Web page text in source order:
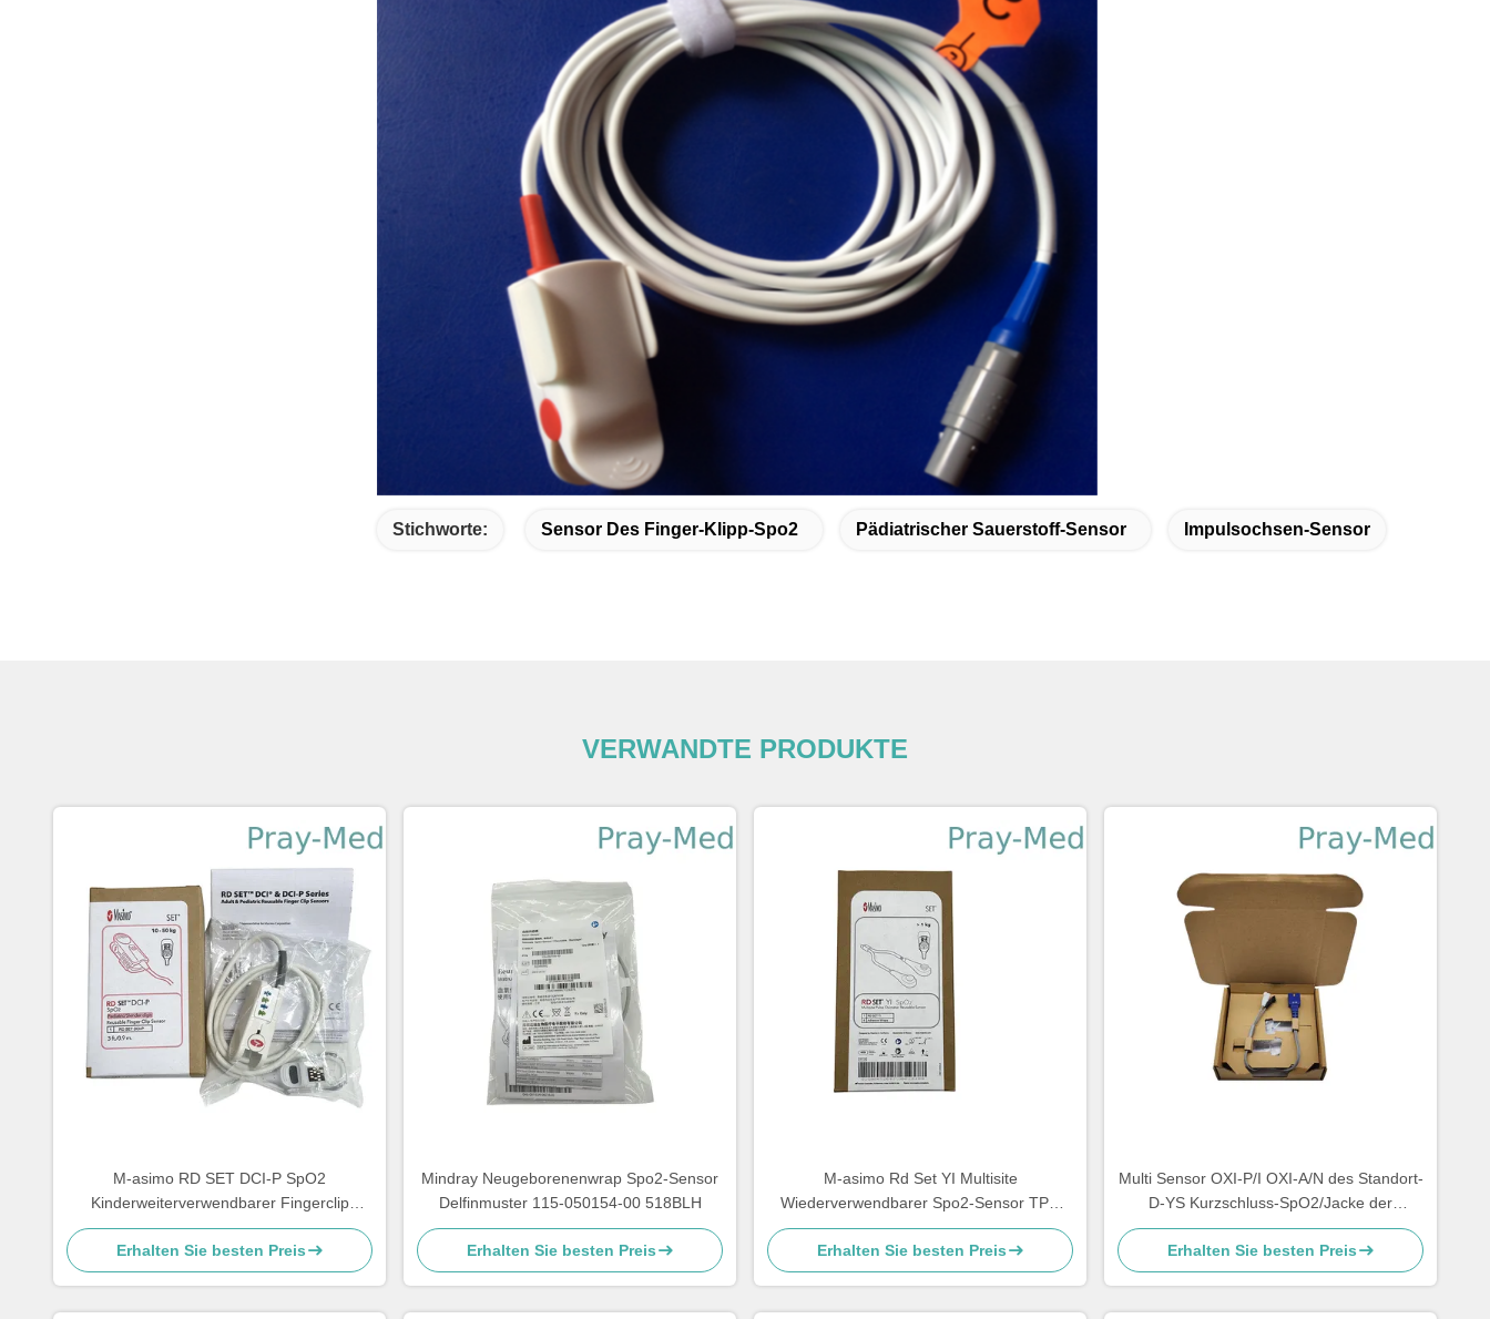
Stichworte: Sensor Des Finger-Klipp-Spo2 Pädiatrischer Sauerstoff-Sensor Impulsochsen-Sensor
VERWANDTE PRODUKTE
M-asimo RD SET DCI-P SpO2
Kinderweiterverwendbarer Fingerclip
Sensor 4051
Erhalten Sie besten Preis
Mindray Neugeborenenwrap Spo2-Sensor
Delfinmuster 115-050154-00 518BLH
Erhalten Sie besten Preis
M-asimo Rd Set YI Multisite
Wiederverwendbarer Spo2-Sensor TPU
0,9m 4054
Erhalten Sie besten Preis
Multi Sensor OXI-P/I OXI-A/N des Standort-
D-YS Kurzschluss-SpO2/Jacke der
Sonden-TPU
Erhalten Sie besten Preis